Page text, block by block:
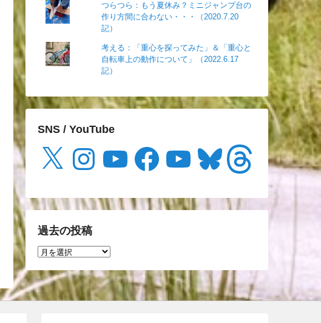
つらつら：もう夏休み？ミニジャンプ台の
作り方間に合わない・・・（2020.7.20
記）
考える：「重心を探ってみた」＆「重心と
自転車上の動作について」（2022.6.17
記）
SNS / YouTube
Instagram Facebook Bluesky Threads
過去の投稿
過
の
投
稿